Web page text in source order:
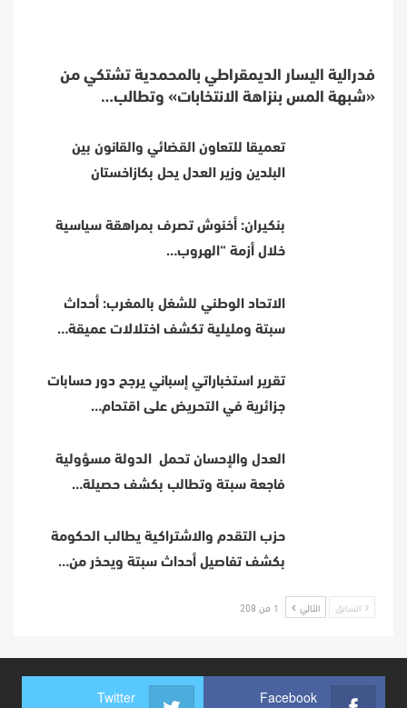
فدرالية اليسار الديمقراطي بالمحمدية تشتكي من
«شبهة المس بنزاهة الانتخابات» وتطالب…
تعميقا للتعاون القضائي والقانون بين
البلدين وزير العدل يحل بكازاخستان
بنكيران: أخنوش تصرف بمراهقة سياسية
خلال أزمة “الهروب…
الاتحاد الوطني للشغل بالمغرب: أحداث
سبتة ومليلية تكشف اختلالات عميقة…
تقرير استخباراتي إسباني يرجح دور حسابات
جزائرية في التحريض على اقتحام…
العدل والإحسان تحمل الدولة مسؤولية
فاجعة سبتة وتطالب بكشف حصيلة…
حزب التقدم والاشتراكية يطالب الحكومة
بكشف تفاصيل أحداث سبتة ويحذر من…
السابق التالي 1 من 208
Facebook
Twitter